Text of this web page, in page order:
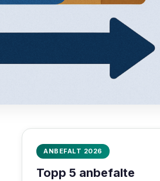
ANBEFALT 2026
Topp 5 anbefalte